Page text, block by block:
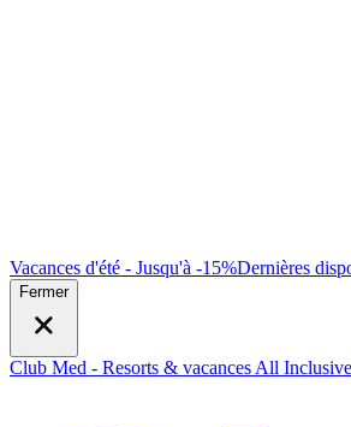
Vacances d'été - Jusqu'à -15%Dernières
Fermer
Club Med - Resorts & vacances All